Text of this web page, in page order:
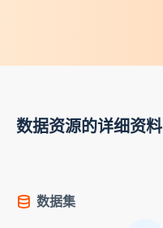
数据资源的详细资料
数据集